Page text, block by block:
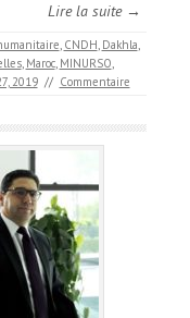
Lire la suite →
, CNDH, Dakhla,
, Maroc, MINURSO,
2019 // Commentaire